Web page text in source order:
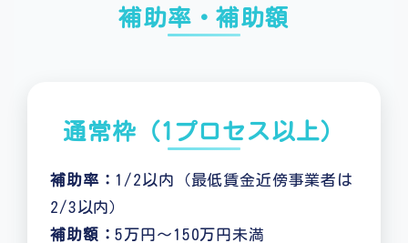
補助率・補助額
通常枠（1プロセス以上）
補助率： 1/2以内（最低賃金近傍事業者は
2/3以内）
補助額：5万円～150万円未満